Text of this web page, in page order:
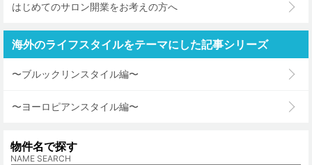
はじめてのサロン開業をお考えの方へ
海外のライフスタイルをテーマにした記事シリーズ
〜ブルックリンスタイル編〜
〜ヨーロピアンスタイル編〜
物件名で探す
NAME SEARCH